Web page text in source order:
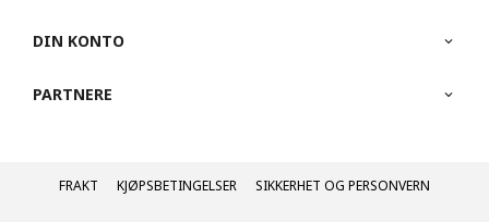
DIN KONTO
PARTNERE
FRAKT KJØPSBETINGELSER SIKKERHET OG PERSONVERN